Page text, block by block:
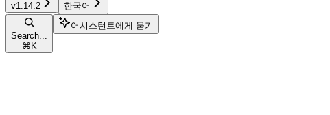
v1.14.2 한국어
Search...
⌘ K
어시스턴트에게 묻기